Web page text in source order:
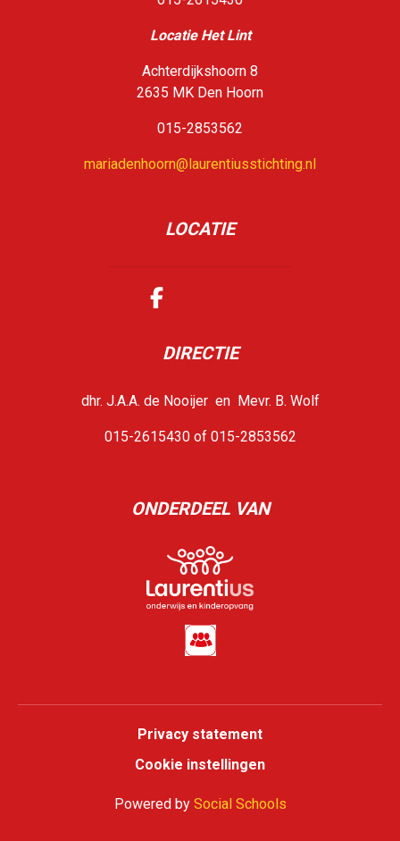
Locatie Het Lint
Achterdijkshoorn 8
2635 MK Den Hoorn
015-2853562
mariadenhoorn@laurentiusstichting.nl
LOCATIE
DIRECTIE
dhr. J.A.A. de Nooijer en Mevr. B. Wolf
015-2615430 of 015-2853562
ONDERDEEL VAN
Privacy statement
Cookie instellingen
Powered by Social Schools